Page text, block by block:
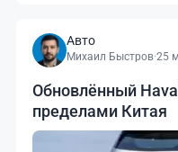
Авто
Михаил Быстров·25
Обновлённый
пределами Китая